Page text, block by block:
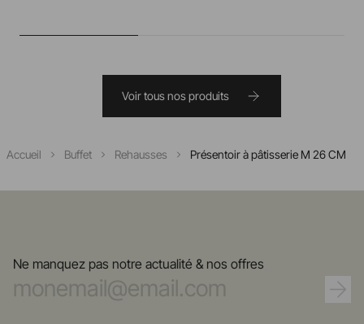
Voir tous nos produits
Accueil Buffet Rehausses Présentoir à pâtisserie M 26 CM
Ne manquez pas notre actualité & nos offres